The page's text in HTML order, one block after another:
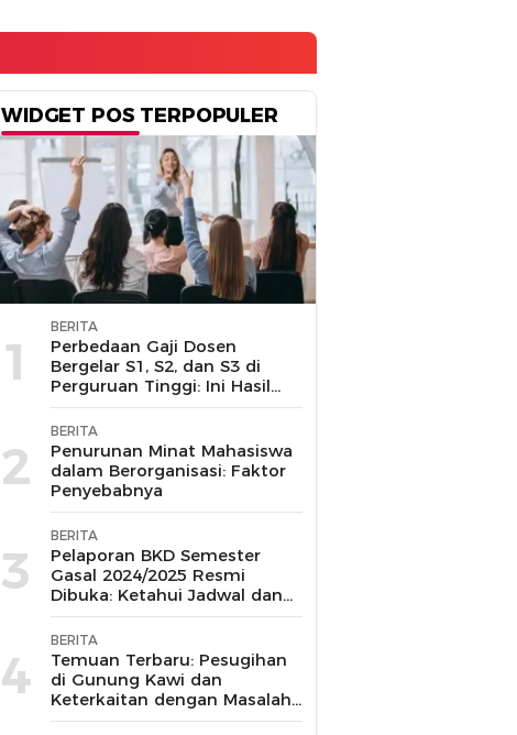
WIDGET POS TERPOPULER
1
BERITA
Perbedaan Gaji Dosen
Bergelar S1, S2, dan S3 di
Perguruan Tinggi: Ini Hasil
Penelusuran
2
BERITA
Penurunan Minat Mahasiswa
dalam Berorganisasi: Faktor
Penyebabnya
3
BERITA
Pelaporan BKD Semester
Gasal 2024/2025 Resmi
Dibuka: Ketahui Jadwal dan
Prosesnya
4
BERITA
Temuan Terbaru: Pesugihan
di Gunung Kawi dan
Keterkaitan dengan Masalah
Kesehatan Mental